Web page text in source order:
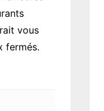
vous
fermés.